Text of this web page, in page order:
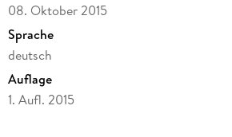
08. Oktober 2015
Sprache
deutsch
Auflage
1. Aufl. 2015